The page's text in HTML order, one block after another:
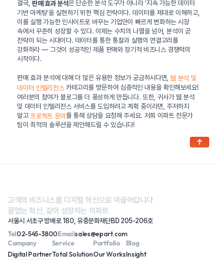
결국, 판매 효과 분석은 단순한 분석 도구가 아니라 ‘지속 가능한 데이터
기반 마케팅’을 실현하기 위한 핵심 전략이다. 데이터를 제대로 이해하고,
이를 실행 가능한 인사이트로 바꾸는 기업만이 빠르게 변화하는 시장
속에서 꾸준히 성장할 수 있다. 이제는 수치의 나열을 넘어, 분석이 곧
전략이 되는 시대이다. 데이터를 통한 통찰과 실행의 연결고리를
강화하라 — 그것이 성공적인 제품 판매와 장기적 비즈니스 경쟁력의
시작이다.
판매 효과 분석에 대해 더 많은 유용한 정보가 궁금하시다면,웹 분석 및
데이터 인텔리전스카테고리를 방문하여 심층적인 내용을 확인해보세요!
여러분의 참여가 블로그를 더 풍성하게 만듭니다. 또한, 귀사가 웹 분석
및 데이터 인텔리전스 서비스를 도입하려고 계획 중이라면, 주저하지
말고 프로젝트 문의를 통해 상담을 요청해 주세요. 저희 이파트 전문가
팀이 최적의 솔루션을 제안해드릴 수 있습니다!
고객의 비즈니스를 디지털 혁신으로 이끌어갑니다
끝없는 혁신, 같이 성장하는 이파트
서울시 서초구 방배로 180, 유중문화재단BD 205-206호
Tel02-545-3800Emailsales@epart.com
Company
Digital Partner
Service
Total Solution
Portfolio
Our Works
Blog
Insight
↑